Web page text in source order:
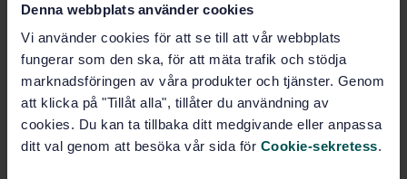
Denna webbplats använder cookies
Vi använder cookies för att se till att vår webbplats
fungerar som den ska, för att mäta trafik och stödja
marknadsföringen av våra produkter och tjänster. Genom
att klicka på "Tillåt alla", tillåter du användning av
cookies. Du kan ta tillbaka ditt medgivande eller anpassa
ditt val genom att besöka vår sida för Cookie-sekretess.
Flytande avfall, slam
(13.030.20)
Köp denna standard
STANDARD